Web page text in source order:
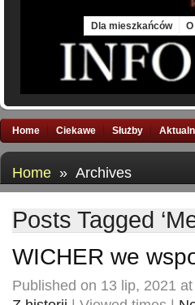
Dla mieszkańców
Home Ciekawe Służby
Home » Archives
Posts Tagged
WICHER we
Published on 13 lip, 2021